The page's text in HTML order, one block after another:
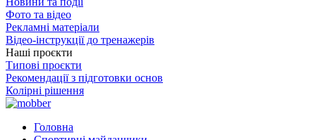
Фото та відео
Рекламні матеріали
Відео-інструкції до тренажерів
Наші проєкти
Типові проєкти
Рекомендації з підготовки основ
Колірні рішення
Головна